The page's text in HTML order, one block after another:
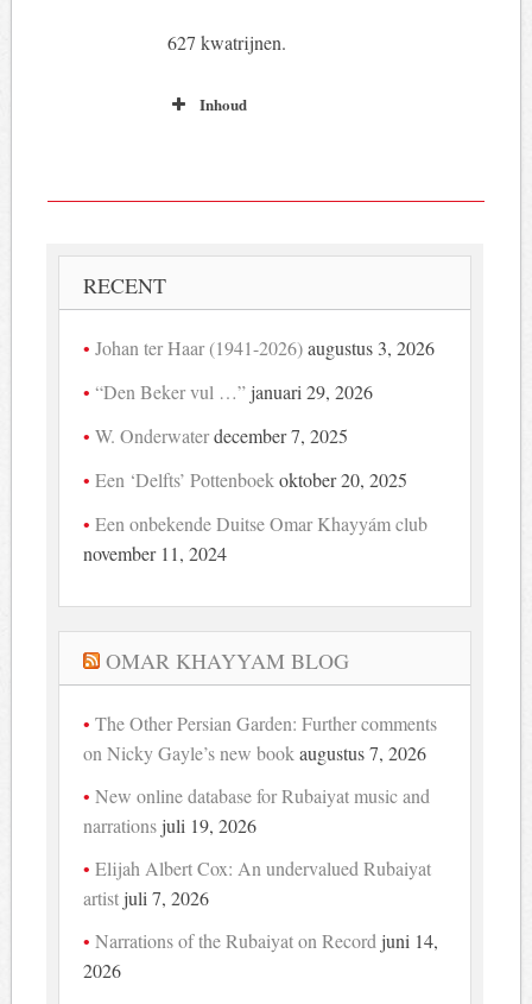
627 kwatrijnen.
Inhoud
RECENT
Johan ter Haar (1941-2026) augustus 3, 2026
“Den Beker vul …” januari 29, 2026
W. Onderwaterdecember 7, 2025
Een ‘Delfts’ Pottenboek oktober 20, 2025
Een onbekende Duitse Omar Khayyám club
november 11, 2024
OMAR KHAYYAM BLOG
The Other Persian Garden: Further comments
on Nicky Gayle’s new book augustus 7, 2026
New online database for Rubaiyat music and
narrations juli 19, 2026
Elijah Albert Cox: An undervalued Rubaiyat
artist juli 7, 2026
Narrations of the Rubaiyat on Record juni 14,
2026